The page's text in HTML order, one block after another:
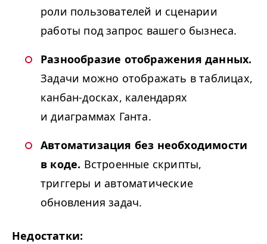
роли пользователей и сценарии
работы под запрос вашего бызнеса.
Разнообразие отображения данных.
Задачи можно отображать в таблицах,
канбан-досках, календарях
и диаграммах Ганта.
Автоматизация без необходимости
в коде. Встроенные скрипты,
триггеры и автоматические
обновления задач.
Недостатки: